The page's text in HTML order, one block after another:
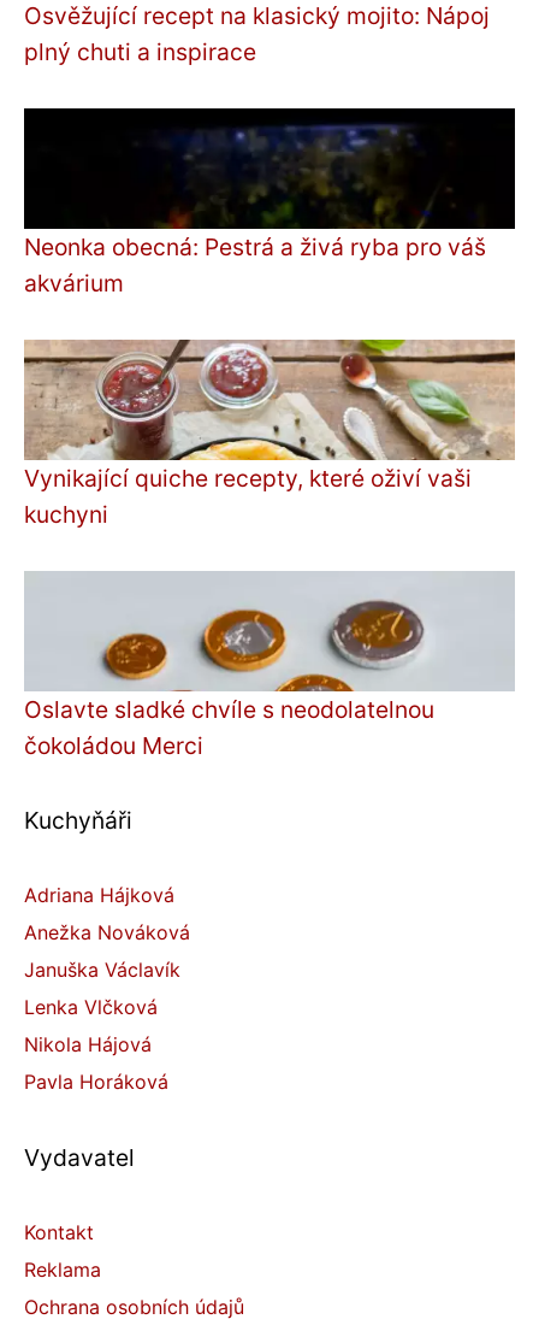
Osvěžující recept na klasický mojito: Nápoj
plný chuti a inspirace
Neonka obecná: Pestrá a živá ryba pro váš
akvárium
Vynikající quiche recepty, které oživí vaši
kuchyni
Oslavte sladké chvíle s neodolatelnou
čokoládou Merci
Kuchyňáři
Adriana Hájková
Anežka Nováková
Januška Václavík
Lenka Vlčková
Nikola Hájová
Pavla Horáková
Vydavatel
Kontakt
Reklama
Ochrana osobních údajů